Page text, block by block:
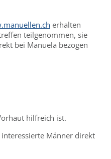
erhalten
teilgenommen, sie
bei Manuela bezogen
hilfreich ist.
Männer direkt